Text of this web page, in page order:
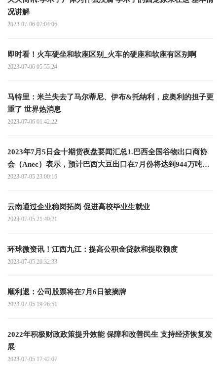
况讲解
2023-07-06 07:04:06
即时看！火车硬坐和软座区别_火车的硬座和软座有区别啊
2023-07-06 05:55:24
马特里：米兰失去了马尔蒂尼、伊布&托纳利，皮奥利的担子更
重了 世界热消息
2023-07-06 01:42:22
2023年7月5日金十期货夜盘要闻汇总1.巴西全国谷物出口商协
会（Anec）表示，预计巴西大豆出口在7月份将达到944万吨，
而去年同期为700万吨；预计巴西玉米出口在7月份达到634万
225万吨 全球关注
2023-07-05 23:00:16
云南通过企业稳岗拓岗 促进高校毕业生就业
2023-07-05 21:49:21
环球微资讯！江西九江：提高公积金贷款和提取额度
2023-07-05 20:32:33
顺利退：公司股票将在7月6日被摘牌
2023-07-05 19:26:51
2022年积极财政政策提升效能 保障和改善民生 支持经济恢复发
展
2023-07-05 17:42:07